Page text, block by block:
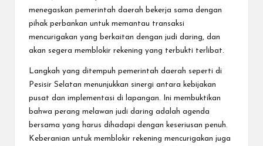
menegaskan pemerintah daerah bekerja sama dengan
pihak perbankan untuk memantau transaksi
mencurigakan yang berkaitan dengan judi daring, dan
akan segera memblokir rekening yang terbukti terlibat.
Langkah yang ditempuh pemerintah daerah seperti di
Pesisir Selatan menunjukkan sinergi antara kebijakan
pusat dan implementasi di lapangan. Ini membuktikan
bahwa perang melawan judi daring adalah agenda
bersama yang harus dihadapi dengan keseriusan penuh.
Keberanian untuk memblokir rekening mencurigakan juga